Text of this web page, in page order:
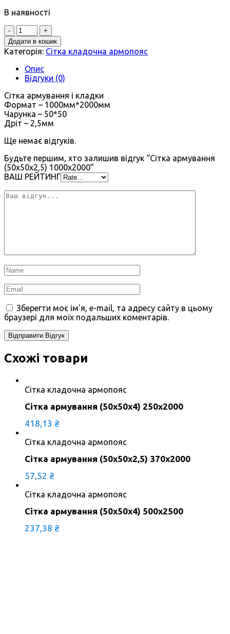
В наявності
Quantity
Додати в кошик
Категорія: Сітка кладочна армопояс
Опис
Відгуки (0)
Сітка армування і кладки
Формат – 1000мм*2000мм
Чарунка – 50*50
Дріт – 2,5мм
Ще немає відгуків.
Будьте першим, хто залишив відгук “Сітка армування
(50х50х2,5) 1000х2000”
ВАШ РЕЙТИНГ
Зберегти моє ім'я, e-mail, та адресу сайту в цьому
браузері для моїх подальших коментарів.
Схожі товари
Сітка кладочна армопояс
Сітка армування (50х50х4) 250х2000
418,13 ₴
Сітка кладочна армопояс
Сітка армування (50х50х2,5) 370х2000
57,52 ₴
Сітка кладочна армопояс
Сітка армування (50х50х4) 500х2500
237,38 ₴